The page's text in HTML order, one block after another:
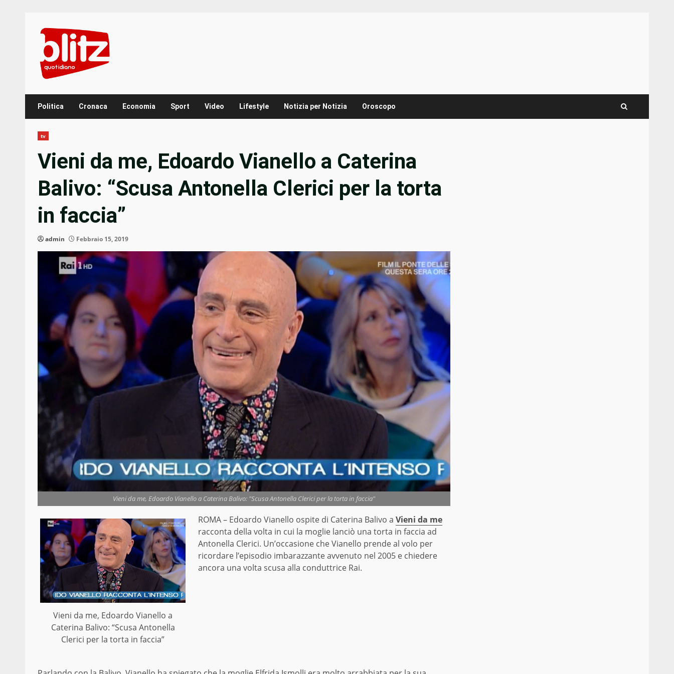
content
Politica Cronaca Economia Sport Video Lifestyle Notizia per Notizia Oroscopo
tv
Vieni da me, Edoardo Vianello a Caterina
Balivo: “Scusa Antonella Clerici per la torta
in faccia”
admin Febbraio 15, 2019
Vieni da me, Edoardo Vianello a Caterina Balivo: "Scusa Antonella Clerici per la torta in faccia"
Vieni da me, Edoardo Vianello a
Caterina Balivo: “Scusa Antonella
Clerici per la torta in faccia”
ROMA – Edoardo Vianello ospite di Caterina Balivo a Vieni da me
racconta della volta in cui la moglie lanciò una torta in faccia ad
Antonella Clerici. Un’occasione che Vianello prende al volo per
ricordare l’episodio imbarazzante avvenuto nel 2005 e chiedere
ancora una volta scusa alla conduttrice Rai.